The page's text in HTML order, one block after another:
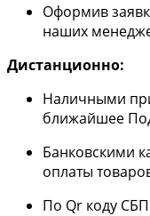
Оформив
наших
Дистанционно:
Наличными
ближайшее
Банковскими
оплаты
По Qr коду